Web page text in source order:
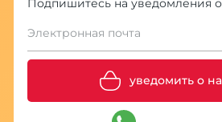
Подпишитесь на уведомления
Электронная почта
уведомить о